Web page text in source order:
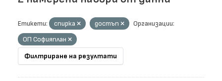
Етикети: спирка достъп
Организации:
ОП Софияплан
Филтриране на резултати